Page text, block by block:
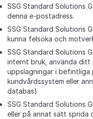
SSG Standard Solutions
denna e-postadress.
SSG Standard Solutions
kunna felsöka och
SSG Standard Solutions
internt bruk, använda
uppslagningar i befintliga
kundvårdssystem eller
databas)
SSG Standard Solutions
eller på annat sätt sprida